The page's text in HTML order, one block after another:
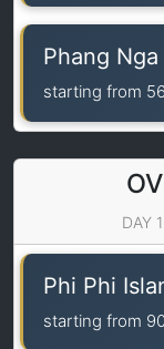
Phang Nga
starting from
DAY
Phi Phi
starting from